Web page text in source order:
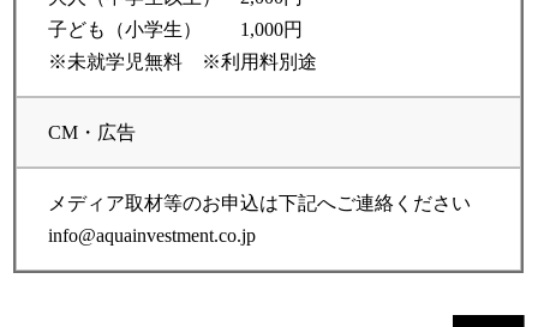
子ども（小学生） 1,000円
※未就学児無料 ※利用料別途
CM・広告
メディア取材等のお申込は下記へご連絡ください
info@aquainvestment.co.jp